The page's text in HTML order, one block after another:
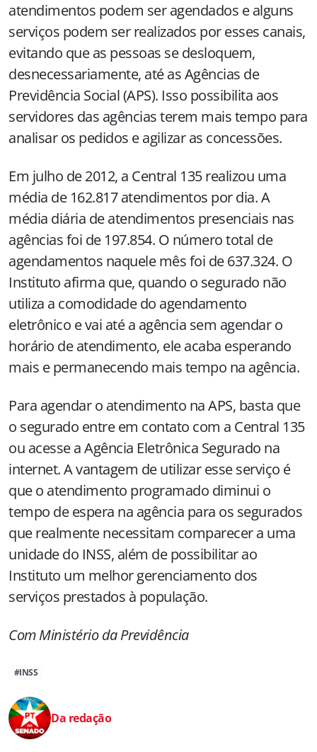
atendimentos podem ser agendados e alguns
serviços podem ser realizados por esses canais,
evitando que as pessoas se desloquem,
desnecessariamente, até as Agências de
Previdência Social (APS). Isso possibilita aos
servidores das agências terem mais tempo para
analisar os pedidos e agilizar as concessões.
Em julho de 2012, a Central 135 realizou uma
média de 162.817 atendimentos por dia. A
média diária de atendimentos presenciais nas
agências foi de 197.854. O número total de
agendamentos naquele mês foi de 637.324. O
Instituto afirma que, quando o segurado não
utiliza a comodidade do agendamento
eletrônico e vai até a agência sem agendar o
horário de atendimento, ele acaba esperando
mais e permanecendo mais tempo na agência.
Para agendar o atendimento na APS, basta que
o segurado entre em contato com a Central 135
ou acesse a Agência Eletrônica Segurado na
internet. A vantagem de utilizar esse serviço é
que o atendimento programado diminui o
tempo de espera na agência para os segurados
que realmente necessitam comparecer a uma
unidade do INSS, além de possibilitar ao
Instituto um melhor gerenciamento dos
serviços prestados à população.
Com Ministério da Previdência
#INSS
Da redação